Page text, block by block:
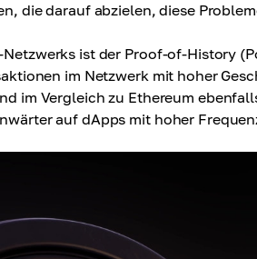
die darauf abzielen, diese
ist der Proof-of-History
im Netzwerk mit hoher
im Vergleich zu Ethereum
auf dApps mit hoher